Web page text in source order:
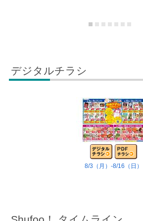
デジタルチラシ
8/3（月）-8/16（日）